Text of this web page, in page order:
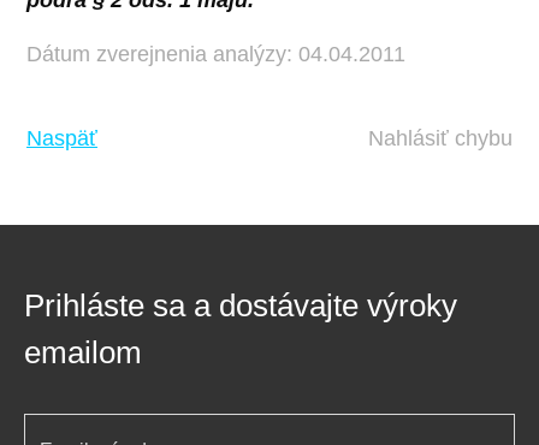
Dátum zverejnenia analýzy: 04.04.2011
Naspäť Nahlásiť chybu
Prihláste sa a dostávajte výroky
emailom